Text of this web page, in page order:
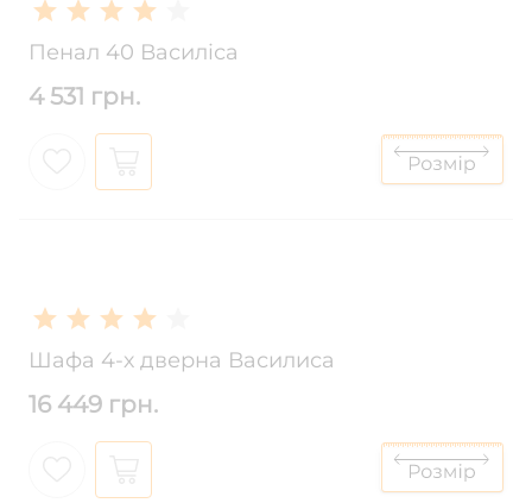
Пенал 40 Василіса
4 531 грн.
Шафа 4-х дверна Василиса
16 449 грн.